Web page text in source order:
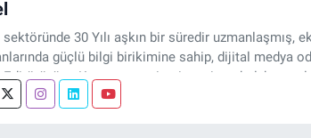
30 Yılı aşkın bir süredir uzmanlaşmış,
güçlü bilgi birikimine sahip, dijital medya
Konut, arsa, ticari gayrimenkul, kentsel
haber, analiz ve özel dosyalar hazırlama